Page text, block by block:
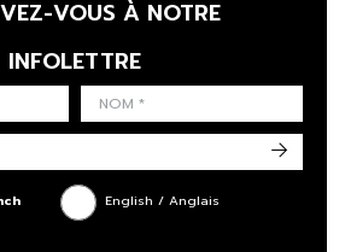
PRÉNOM
LAST NAME
VOUS À NOTRE
INFOLETTRE
LANGUE
English / Anglais
->